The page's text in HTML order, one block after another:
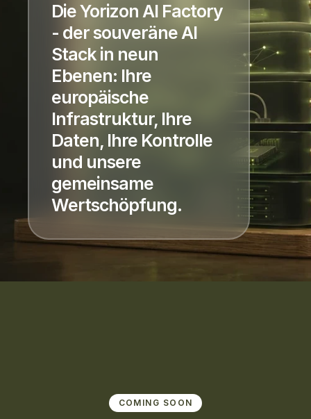
Die Yorizon AI Factory
- der souveräne AI
Stack in neun
Ebenen: Ihre
europäische
Infrastruktur, Ihre
Daten, Ihre Kontrolle
und unsere
gemeinsame
Wertschöpfung.
COMING SOON